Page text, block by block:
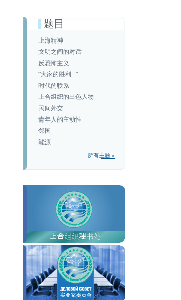
题目
上海精神
文明之间的对话
反恐怖主义
"大家的胜利..."
时代的联系
上合组织的出色人物
民间外交
青年人的主动性
邻国
能源
所有主题 »